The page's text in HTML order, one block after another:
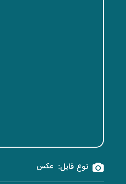
نوع فایل: عکس